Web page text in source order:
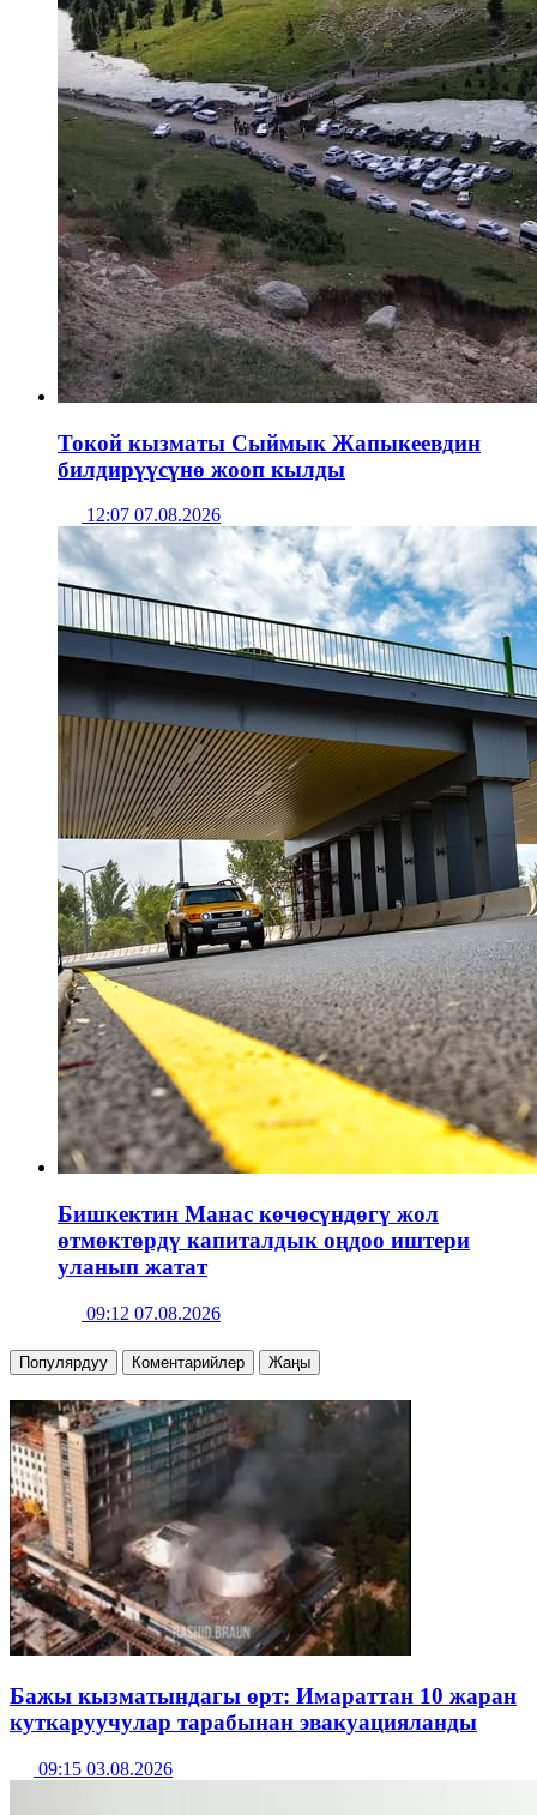
Токой кызматы Сыймык Жапыкеевдин
билдирүүсүнө жооп кылды
12:07 07.08.2026
Бишкектин Манас көчөсүндөгү жол
өтмөктөрдү капиталдык оңдоо иштери
уланып жатат
09:12 07.08.2026
Популярдуу Коментарийлер Жаңы
Бажы кызматындагы өрт: Имараттан 10 жаран
куткаруучулар тарабынан эвакуацияланды
09:15 03.08.2026